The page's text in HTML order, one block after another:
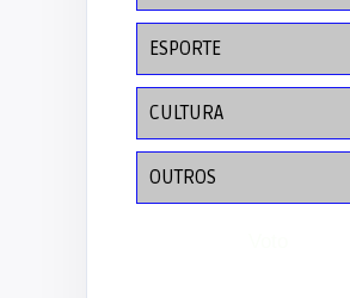
ESPORTE
CULTURA
OUTROS